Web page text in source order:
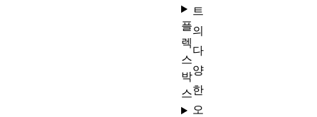
트
의
다
양
한
오
플
렉
스
박
스